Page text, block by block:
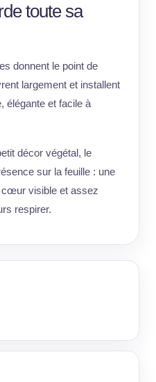
toute sa
donnent le point de
largement et installent
élégante et facile à
décor végétal, le
sur la feuille : une
cœur visible et assez
respirer.